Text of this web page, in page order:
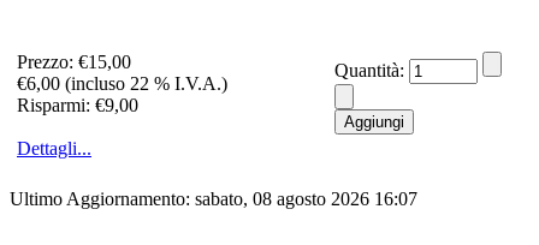
Prezzo: €15,00
€6,00 (incluso 22 % I.V.A.)
Risparmi: €9,00
Dettagli...
Quantità:
Ultimo Aggiornamento: sabato, 08 agosto 2026 16:07